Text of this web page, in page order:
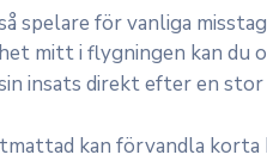
spelare för vanliga
mitt i flygningen kan du
insats direkt efter en
kan förvandla